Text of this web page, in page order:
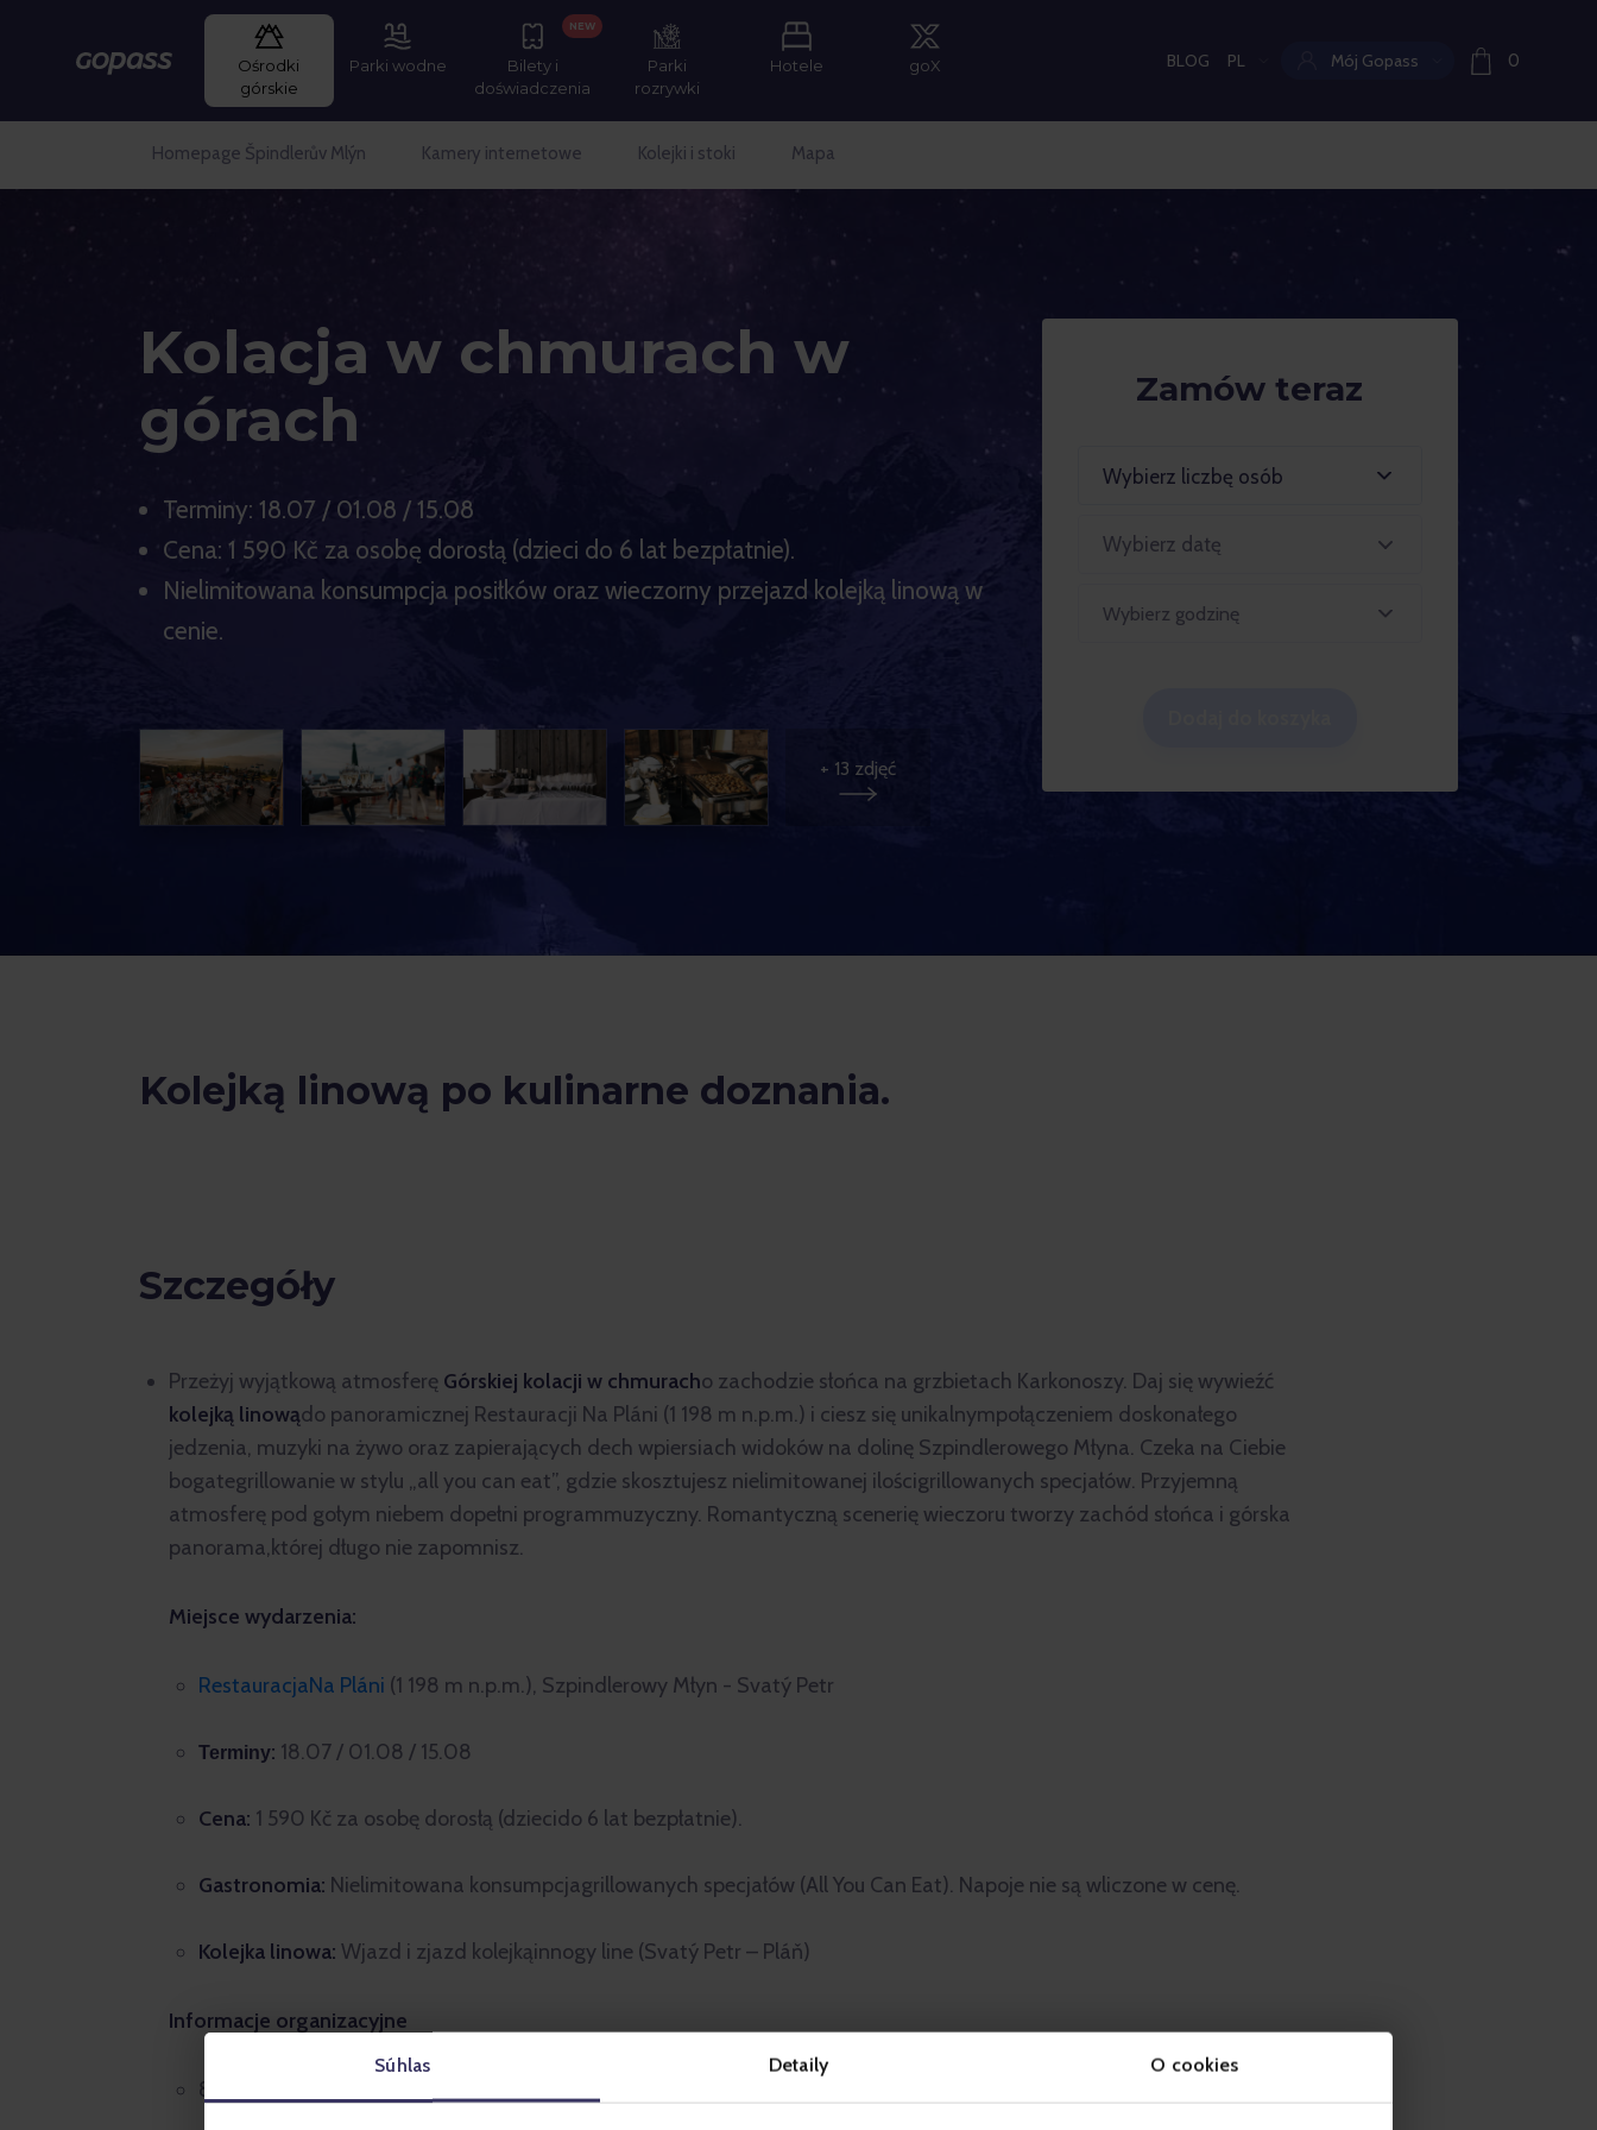
Súhlas Detaily O cookies
Gopass
Ośrodki
górskie
Parki wodne
Bilety i
doświadczenia
NEW
Parki
rozrywki
Hotele goX BLOG Aktualny język:
PL Mój Gopass 0
Homepage Špindlerův Mlýn Kamery internetowe Kolejki i stoki Mapa
Kolacja w chmurach w
górach
Terminy: 18.07 / 01.08 / 15.08
Cena: 1 590 Kč za osobę dorosłą (dzieci do 6 lat bezpłatnie).
Nielimitowana konsumpcja posiłków oraz wieczorny przejazd kolejką linową w
cenie.
+ 13 zdjęć
Zamów teraz
Wybierz liczbę osób
Wybierz godzinę
Kolejką linową po kulinarne doznania.
Szczegóły
Przeżyj wyjątkową atmosferę Górskiej kolacji w chmuracho zachodzie słońca na grzbietach Karkonoszy. Daj się wywieźć
kolejką linowądo panoramicznej Restauracji Na Pláni (1 198 m n.p.m.) i ciesz się unikalnympołączeniem doskonałego
jedzenia, muzyki na żywo oraz zapierających dech wpiersiach widoków na dolinę Szpindlerowego Młyna. Czeka na Ciebie
bogategrillowanie w stylu „all you can eat”, gdzie skosztujesz nielimitowanej ilościgrillowanych specjałów. Przyjemną
atmosferę pod gołym niebem dopełni programmuzyczny. Romantyczną scenerię wieczoru tworzy zachód słońca i górska
panorama,której długo nie zapomnisz.
Miejsce wydarzenia:
RestauracjaNa Pláni (1 198 m n.p.m.), Szpindlerowy Młyn - Svatý Petr
Terminy: 18.07 / 01.08 / 15.08
Cena: 1 590 Kč za osobę dorosłą (dziecido 6 lat bezpłatnie).
Gastronomia: Nielimitowana konsumpcjagrillowanych specjałów (All You Can Eat). Napoje nie są wliczone w cenę.
Kolejka linowa: Wjazd i zjazd kolejkąinnogy line (Svatý Petr – Pláň)
Informacje organizacyjne
8:00 Zbiórka uczestników przydolnej stacji